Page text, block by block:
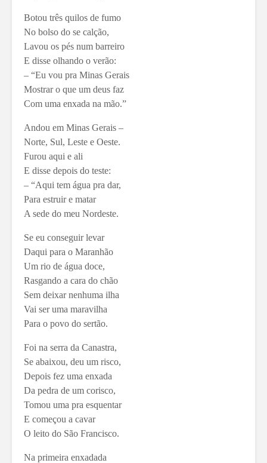
Botou três quilos de fumo
No bolso do se calção,
Lavou os pés num barreiro
E disse olhando o verão:
– “Eu vou pra Minas Gerais
Mostrar o que um deus faz
Com uma enxada na mão.”
Andou em Minas Gerais –
Norte, Sul, Leste e Oeste.
Furou aqui e ali
E disse depois do teste:
– “Aqui tem água pra dar,
Para estruir e matar
A sede do meu Nordeste.
Se eu conseguir levar
Daqui para o Maranhão
Um rio de água doce,
Rasgando a cara do chão
Sem deixar nenhuma ilha
Vai ser uma maravilha
Para o povo do sertão.
Foi na serra da Canastra,
Se abaixou, deu um risco,
Depois fez uma enxada
Da pedra de um corisco,
Tomou uma pra esquentar
E começou a cavar
O leito do São Francisco.
Na primeira enxadada